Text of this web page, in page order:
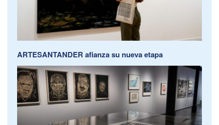
ARTESANTANDER afianza su nueva etapa